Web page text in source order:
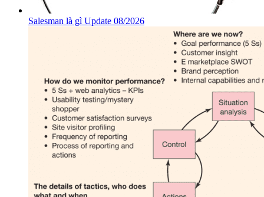
Salesman là gì Update 08/2026